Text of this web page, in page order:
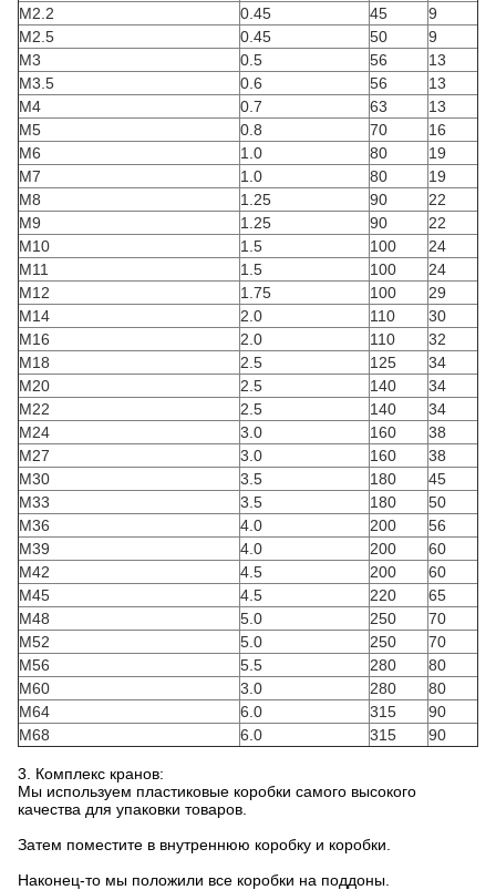
М2.2 0.45 45
9
М2.5
0.45 50
9
M3
0.5 56
13
М3.5
0.6 56
13
М4
0.7 63
13
М5
0.8 70
16
M6
1.0 80
19
М7
1.0 80
19
М8
1.25 90
22
M9
1.25 90
22
M10
1.5 100
24
M11
1.5 100
24
M12
1.75 100
29
М14
2.0 110
30
М16
2.0 110
32
М18
2.5 125
34
M20
2.5 140
34
М22
2.5 140
34
M24
3.0 160
38
M27
3.0 160
38
M30
3.5 180
45
M33
3.5 180
50
M36
4.0 200
56
M39
4.0 200
60
М42
4.5 200
60
М45
4.5 220
65
M48
5.0 250
70
M52
5.0 250
70
M56
5.5 280
80
M60
3.0 280
80
M64
6.0 315
90
M68
6.0 315 90
3. Комплекс кранов:
Мы используем пластиковые коробки самого высокого
качества для упаковки товаров.
Затем поместите в внутреннюю коробку и коробки.
Наконец-то мы положили все коробки на поддоны.